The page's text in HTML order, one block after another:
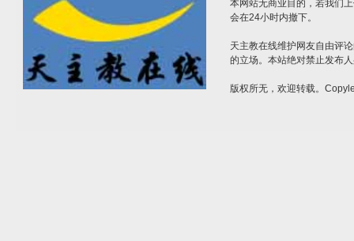
本网站无商业目的，若我们
会在24小时内撤下。
天主教在线维护网友自由评
的立场。本站绝对禁止发布
版权所无，欢迎转载。